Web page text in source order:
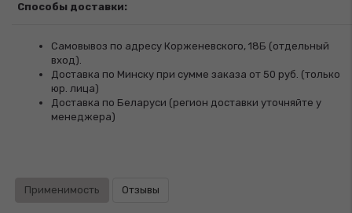
Способы доставки:
Самовывоз по адресу Корженевского, 18Б (отдельный
вход).
Доставка по Минску при сумме заказа от 50 руб. (только
юр. лица)
Доставка по Беларуси (регион доставки уточняйте у
менеджера)
Применимость Отзывы